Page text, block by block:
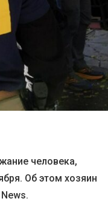
человека,
Об этом хозяин